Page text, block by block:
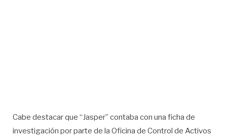
Cabe destacar que “Jasper” contaba con una ficha de
investigación por parte de la Oficina de Control de Activos